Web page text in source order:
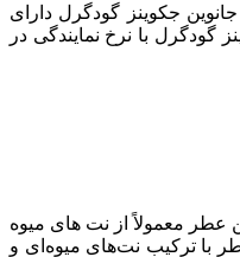
جکوینز گودگرل دارای
با نرخ نمایندگی در
عطر معمولاً از نت‌ های میوه‌
با ترکیب نت‌های میوه‌ای و